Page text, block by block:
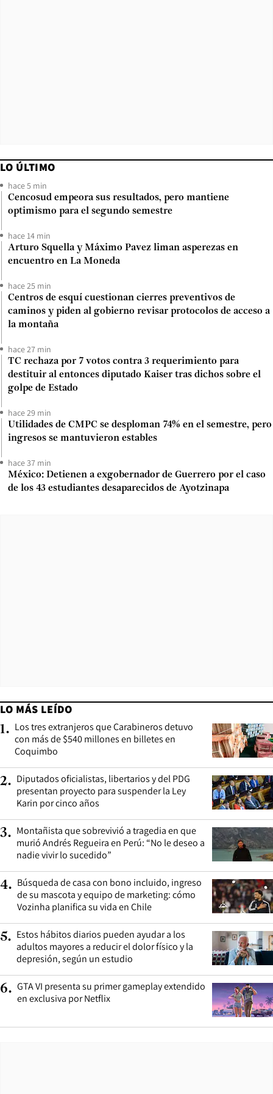
LO ÚLTIMO
hace 5 min
Cencosud empeora sus resultados, pero mantiene
optimismo para el segundo semestre
hace 14 min
Arturo Squella y Máximo Pavez liman asperezas en
encuentro en La Moneda
hace 25 min
Centros de esquí cuestionan cierres preventivos de
caminos y piden al gobierno revisar protocolos de acceso a
la montaña
hace 27 min
TC rechaza por 7 votos contra 3 requerimiento para
destituir al entonces diputado Kaiser tras dichos sobre el
golpe de Estado
hace 29 min
Utilidades de CMPC se desploman 74% en el semestre, pero
ingresos se mantuvieron estables
hace 37 min
México: Detienen a exgobernador de Guerrero por el caso
de los 43 estudiantes desaparecidos de Ayotzinapa
LO MÁS LEÍDO
1. Los tres extranjeros que Carabineros detuvo
con más de $540 millones en billetes en
Coquimbo
2. Diputados oficialistas, libertarios y del PDG
presentan proyecto para suspender la Ley
Karin por cinco años
3. Montañista que sobrevivió a tragedia en que
murió Andrés Regueira en Perú: “No le deseo a
nadie vivir lo sucedido”
4. Búsqueda de casa con bono incluido, ingreso
de su mascota y equipo de marketing: cómo
Vozinha planifica su vida en Chile
5. Estos hábitos diarios pueden ayudar a los
adultos mayores a reducir el dolor físico y la
depresión, según un estudio
6. GTA VI presenta su primer gameplay extendido
en exclusiva por Netflix